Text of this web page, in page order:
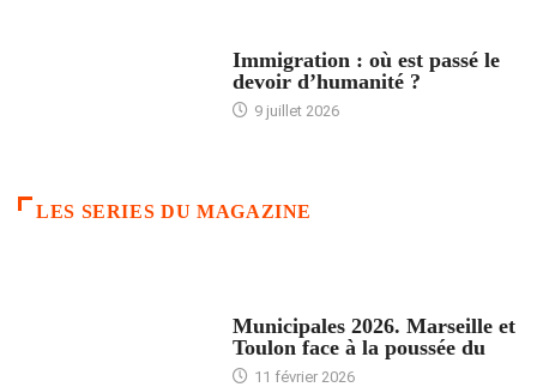
Immigration : où est passé le
devoir d’humanité ?
9 juillet 2026
LES SERIES DU MAGAZINE
Municipales 2026. Marseille et
Toulon face à la poussée du
11 février 2026